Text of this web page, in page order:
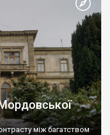
між багатством